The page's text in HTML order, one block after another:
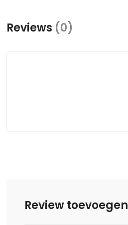
Reviews (0)
Review toevoegen